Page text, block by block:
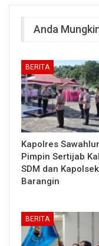
Anda
BERITA
Kapolres
Pimpin Sertijab
SDM dan Kapolsek
Barangin
BERITA